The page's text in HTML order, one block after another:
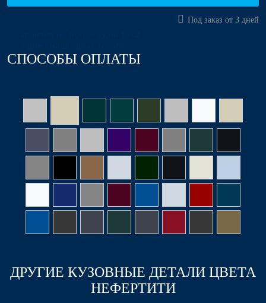
Под заказ от 3 дней
СПОСОБЫ ОПЛАТЫ
ДРУГИЕ КУЗОВНЫЕ ДЕТАЛИ ЦВЕТА
НЕФЕРТИТИ